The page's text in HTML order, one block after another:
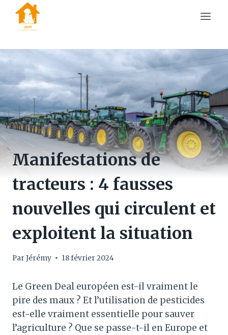
content
Manifestations de
tracteurs : 4 fausses
nouvelles qui circulent et
exploitent la situation
Par Jérémy 18 février 2024
Le Green Deal européen est-il vraiment le
pire des maux ? Et l’utilisation de pesticides
est-elle vraiment essentielle pour sauver
l’agriculture ? Que se passe-t-il en Europe et